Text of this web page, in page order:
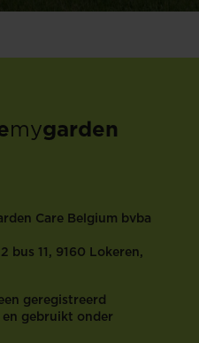
mygarden
Care Belgium bvba
bus 11, 9160 Lokeren,
geregistreerd
gebruikt onder